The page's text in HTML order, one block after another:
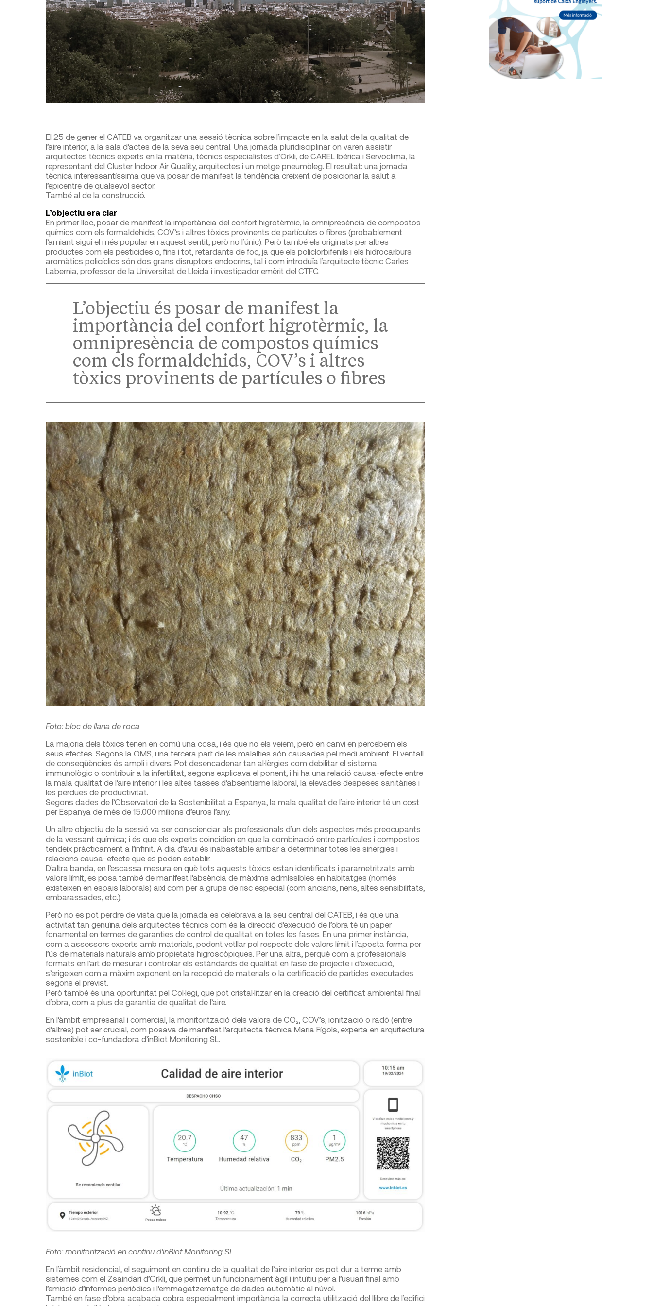
El 25 de gener el CATEB va organitzar una sessió tècnica sobre l’impacte en la salut de la qualitat de
l’aire interior, a la sala d’actes de la seva seu central. Una jornada pluridisciplinar on varen assistir
arquitectes tècnics experts en la matèria, tècnics especialistes d’Orkli, de CAREL Ibérica i Servoclima, la
representant del Cluster Indoor Air Quality, arquitectes i un metge pneumòleg. El resultat: una jornada
tècnica interessantíssima que va posar de manifest la tendència creixent de posicionar la salut a
l’epicentre de qualsevol sector.
També al de la construcció.
L’objectiu era clar
En primer lloc, posar de manifest la importància del confort higrotèrmic, la omnipresència de compostos
químics com els formaldehids, COV’s i altres tòxics provinents de partícules o fibres (probablement
l’amiant sigui el més popular en aquest sentit, però no l’únic). Però també els originats per altres
productes com els pesticides o, fins i tot, retardants de foc, ja que els policlorbifenils i els hidrocarburs
aromàtics policíclics són dos grans disruptors endocrins, tal i com introduïa l’arquitecte tècnic Carles
Labernia, professor de la Universitat de Lleida i investigador emèrit del CTFC.
L’objectiu és posar de manifest la
importància del confort higrotèrmic, la
omnipresència de compostos químics
com els formaldehids, COV’s i altres
tòxics provinents de partícules o fibres
Foto: bloc de llana de roca
La majoria dels tòxics tenen en comú una cosa, i és que no els veiem, però en canvi en percebem els
seus efectes. Segons la OMS, una tercera part de les malalties són causades pel medi ambient. El ventall
de conseqüències és ampli i divers. Pot desencadenar tan al·lèrgies com debilitar el sistema
immunològic o contribuir a la infertilitat, segons explicava el ponent, i hi ha una relació causa-efecte entre
la mala qualitat de l’aire interior i les altes tasses d’absentisme laboral, la elevades despeses sanitàries i
les pèrdues de productivitat.
Segons dades de l’Observatori de la Sostenibilitat a Espanya, la mala qualitat de l’aire interior té un cost
per Espanya de més de 15.000 milions d’euros l’any.
Un altre objectiu de la sessió va ser conscienciar als professionals d’un dels aspectes més preocupants
de la vessant química; i és que els experts coincidien en que la combinació entre partícules i compostos
tendeix pràcticament a l’infinit. A dia d’avui és inabastable arribar a determinar totes les sinergies i
relacions causa-efecte que es poden establir.
D’altra banda, en l’escassa mesura en què tots aquests tòxics estan identificats i parametritzats amb
valors límit, es posa també de manifest l’absència de màxims admissibles en habitatges (només
existeixen en espais laborals) així com per a grups de risc especial (com ancians, nens, altes sensibilitats,
embarassades, etc.).
Però no es pot perdre de vista que la jornada es celebrava a la seu central del CATEB, i és que una
activitat tan genuïna dels arquitectes tècnics com és la direcció d’execució de l’obra té un paper
fonamental en termes de garanties de control de qualitat en totes les fases. En una primer instància,
com a assessors experts amb materials, podent vetllar pel respecte dels valors límit i l’aposta ferma per
l’ús de materials naturals amb propietats higroscòpiques. Per una altra, perquè com a professionals
formats en l’art de mesurar i controlar els estàndards de qualitat en fase de projecte i d’execució,
s’erigeixen com a màxim exponent en la recepció de materials o la certificació de partides executades
segons el previst.
Però també és una oportunitat pel Col·legi, que pot cristal·litzar en la creació del certificat ambiental final
d’obra, com a plus de garantia de qualitat de l’aire.
En l’àmbit empresarial i comercial, la monitorització dels valors de CO₂, COV’s, ionització o radó (entre
d’altres) pot ser crucial, com posava de manifest l’arquitecta tècnica Maria Fígols, experta en arquitectura
sostenible i co-fundadora d’inBiot Monitoring SL.
Foto: monitorització en continu d’inBiot Monitoring SL
En l’àmbit residencial, el seguiment en continu de la qualitat de l’aire interior es pot dur a terme amb
sistemes com el Zsaindari d’Orkli, que permet un funcionament àgil i intuïtiu per a l’usuari final amb
l’emissió d’informes periòdics i l’emmagatzematge de dades automàtic al núvol.
També en fase d’obra acabada cobra especialment importància la correcta utilització del llibre de l’edifici